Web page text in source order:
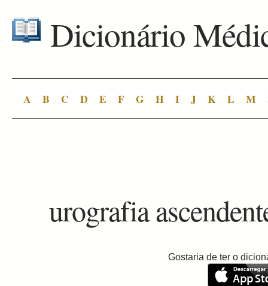
Dicionário
A B C D E F G H I J K L M
urografia
Gostaria de ter o